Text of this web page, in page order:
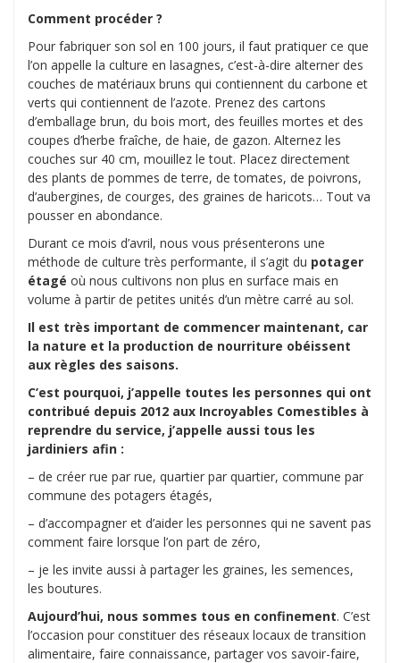
Comment procéder ?
Pour fabriquer son sol en 100 jours, il faut pratiquer ce que
l’on appelle la culture en lasagnes, c’est-à-dire alterner des
couches de matériaux bruns qui contiennent du carbone et
verts qui contiennent de l’azote. Prenez des cartons
d’emballage brun, du bois mort, des feuilles mortes et des
coupes d’herbe fraîche, de haie, de gazon. Alternez les
couches sur 40 cm, mouillez le tout. Placez directement
des plants de pommes de terre, de tomates, de poivrons,
d’aubergines, de courges, des graines de haricots… Tout va
pousser en abondance.
Durant ce mois d’avril, nous vous présenterons une
méthode de culture très performante, il s’agit du potager
étagé où nous cultivons non plus en surface mais en
volume à partir de petites unités d’un mètre carré au sol.
Il est très important de commencer maintenant, car
la nature et la production de nourriture obéissent
aux règles des saisons.
C’est pourquoi, j’appelle toutes les personnes qui ont
contribué depuis 2012 aux Incroyables Comestibles à
reprendre du service, j’appelle aussi tous les
jardiniers afin :
– de créer rue par rue, quartier par quartier, commune par
commune des potagers étagés,
– d’accompagner et d’aider les personnes qui ne savent pas
comment faire lorsque l’on part de zéro,
– je les invite aussi à partager les graines, les semences,
les boutures.
Aujourd’hui, nous sommes tous en confinement. C’est
l’occasion pour constituer des réseaux locaux de transition
alimentaire, faire connaissance, partager vos savoir-faire,